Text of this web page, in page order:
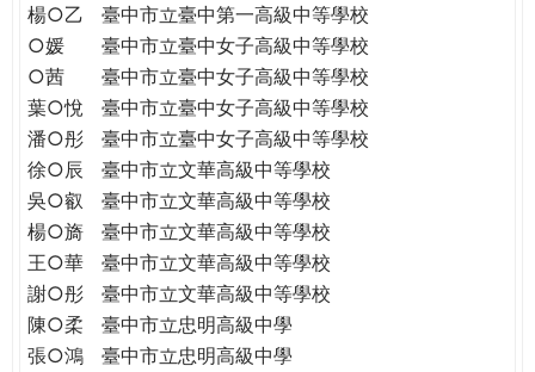
格。r
e
楊○乙
臺中市立臺中第一高級中等學校
○媛
臺中市立臺中女子高級中等學校
○茜
臺中市立臺中女子高級中等學校
葉○悅
臺中市立臺中女子高級中等學校
潘○彤
臺中市立臺中女子高級中等學校
徐○辰
臺中市立文華高級中等學校
吳○叡
臺中市立文華高級中等學校
楊○旖
臺中市立文華高級中等學校
王○華
臺中市立文華高級中等學校
謝○彤
臺中市立文華高級中等學校
陳○柔
臺中市立忠明高級中學
張○鴻
臺中市立忠明高級中學